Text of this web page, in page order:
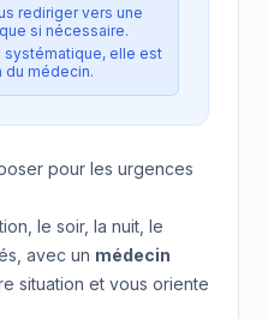
rediriger vers une
si nécessaire.
systématique, elle est
du médecin.
pour les urgences
le soir, la nuit, le
avec un médecin
situation et vous oriente